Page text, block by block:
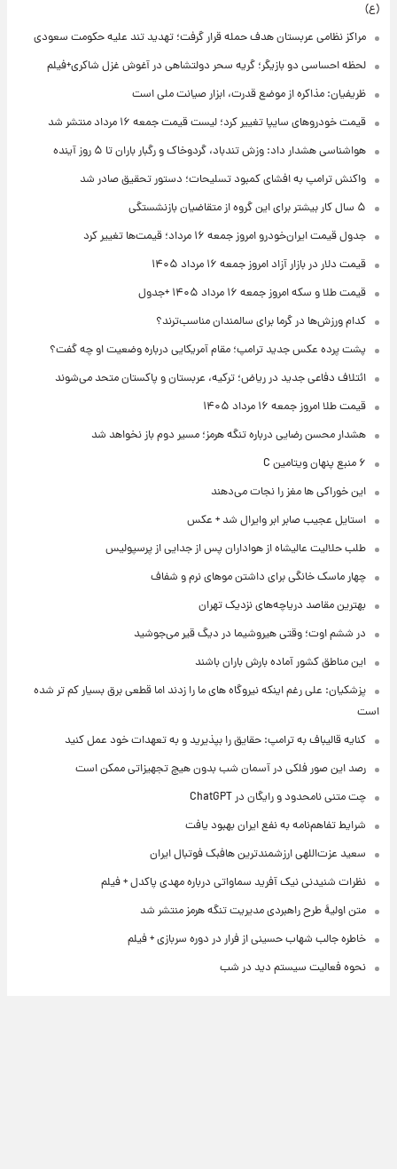
(ع)
مراکز نظامی عربستان هدف حمله قرار گرفت؛ تهدید تند علیه حکومت سعودی
لحظه احساسی دو بازیگر؛ گریه سحر دولتشاهی در آغوش غزل شاکری+فیلم
ظریفیان: مذاکره از موضع قدرت، ابزار صیانت ملی است
قیمت خودروهای سایپا تغییر کرد؛ لیست قیمت جمعه ۱۶ مرداد منتشر شد
هواشناسی هشدار داد: وزش تندباد، گردوخاک و رگبار باران تا ۵ روز آینده
واکنش ترامپ به افشای کمبود تسلیحات؛ دستور تحقیق صادر شد
۵ سال کار بیشتر برای این گروه از متقاضیان بازنشستگی
جدول قیمت ایران‌خودرو امروز جمعه ۱۶ مرداد؛ قیمت‌ها تغییر کرد
قیمت دلار در بازار آزاد امروز جمعه ۱۶ مرداد ۱۴۰۵
قیمت طلا و سکه امروز جمعه ۱۶ مرداد ۱۴۰۵ +جدول
کدام ورزش‌ها در گرما برای سالمندان مناسب‌ترند؟
پشت پرده عکس جدید ترامپ؛ مقام آمریکایی درباره وضعیت او چه گفت؟
ائتلاف دفاعی جدید در ریاض؛ ترکیه، عربستان و پاکستان متحد می‌شوند
قیمت طلا امروز جمعه ۱۶ مرداد ۱۴۰۵
هشدار محسن رضایی درباره تنگه هرمز؛ مسیر دوم باز نخواهد شد
۶ منبع پنهان ویتامین C
این خوراکی ها مغز را نجات می‌دهند
استایل عجیب صابر ابر وایرال شد + عکس
طلب حلالیت عالیشاه از هواداران پس از جدایی از پرسپولیس
چهار ماسک خانگی برای داشتن موهای نرم و شفاف
بهترین مقاصد دریاچه‌های نزدیک تهران
در ششم اوت؛ وقتی هیروشیما در دیگ قیر می‌جوشید
این مناطق کشور آماده بارش باران باشند
پزشکیان: علی رغم اینکه نیروگاه های ما را زدند اما قطعی برق بسیار کم تر شده
است
کنایه قالیباف به ترامپ: حقایق را بپذیرید و به تعهدات خود عمل کنید
رصد این صور فلکی در آسمان شب بدون هیچ تجهیزاتی ممکن است
چت متنی نامحدود و رایگان در ChatGPT
شرایط تفاهم‌نامه به نفع ایران بهبود یافت
سعید عزت‌اللهی ارزشمندترین هافبک فوتبال ایران
نظرات شنیدنی نیک آفرید سماواتی درباره مهدی پاکدل + فیلم
متن اولیۀ طرح راهبردی مدیریت تنگه هرمز منتشر شد
خاطره جالب شهاب حسینی از فرار در دوره سربازی + فیلم
نحوه فعالیت سیستم دید در شب